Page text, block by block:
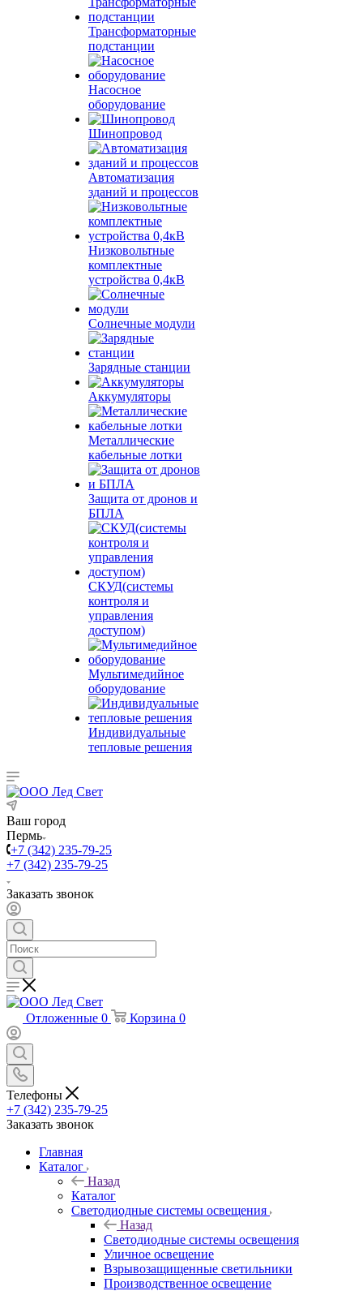
Трансформаторные
подстанции
Насосное
оборудование
Шинопровод
Автоматизация
зданий и процессов
Низковольтные
комплектные
устройства 0,4кВ
Солнечные модули
Зарядные станции
Аккумуляторы
Металлические
кабельные лотки
Защита от дронов и
БПЛА
СКУД(системы
контроля и
управления
доступом)
Мультимедийное
оборудование
Индивидуальные
тепловые решения
Ваш город
Пермь
+7 (342) 235-79-25
+7 (342) 235-79-25
Заказать звонок
Отложенные 0 Корзина 0
Телефоны
+7 (342) 235-79-25
Заказать звонок
Главная
Каталог
Назад
Каталог
Светодиодные системы освещения
Назад
Светодиодные системы освещения
Уличное освещение
Взрывозащищенные светильники
Производственное освещение